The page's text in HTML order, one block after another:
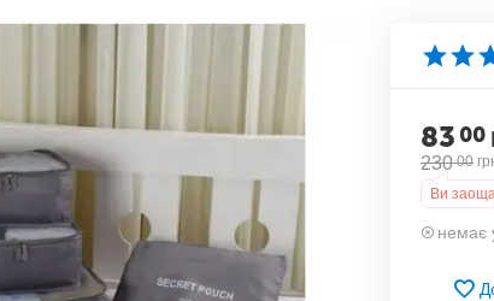
83 00
230 00
Ви
немає